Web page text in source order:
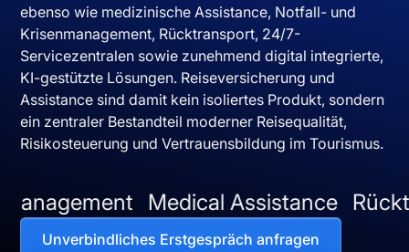
ebenso wie medizinische Assistance, Notfall- und
Krisenmanagement, Rücktransport, 24/7-
Servicezentralen sowie zunehmend digital integrierte,
KI-gestützte Lösungen. Reiseversicherung und
Assistance sind damit kein isoliertes Produkt, sondern
ein zentraler Bestandteil moderner Reisequalität,
Risikosteuerung und Vertrauensbildung im Tourismus.
Medical Assistance
Unverbindliches Erstgespräch anfragen